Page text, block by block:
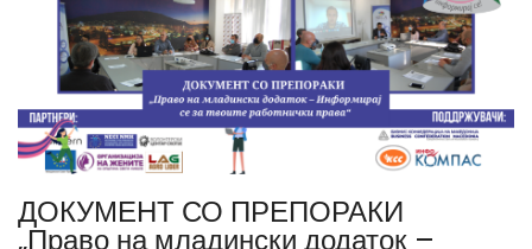
ДОКУМЕНТ СО ПРЕПОРАКИ
„Право на младински додаток –